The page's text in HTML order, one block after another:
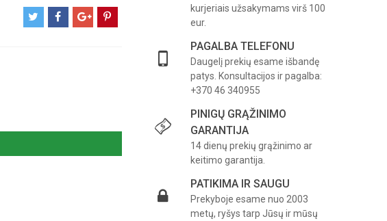
kurjeriais užsakymams virš 100
eur.
PAGALBA TELEFONU
Daugelį prekių esame išbandę
patys. Konsultacijos ir pagalba:
+370 46 340955
PINIGŲ GRĄŽINIMO
GARANTIJA
14 dienų prekių grąžinimo ar
keitimo garantija.
PATIKIMA IR SAUGU
Prekyboje esame nuo 2003
metų, ryšys tarp Jūsų ir mūsų